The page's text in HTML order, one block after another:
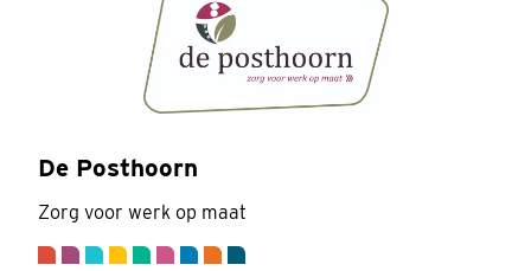
De Posthoorn
Zorg voor werk op maat